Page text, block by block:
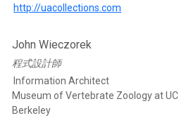
http://uacollections.com
John Wieczorek
程式設計師
Information Architect
Museum of Vertebrate Zoology at UC
Berkeley